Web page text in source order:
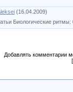
(16.04.2009)
Биологические ритмы:
Добавлять комментарии
[